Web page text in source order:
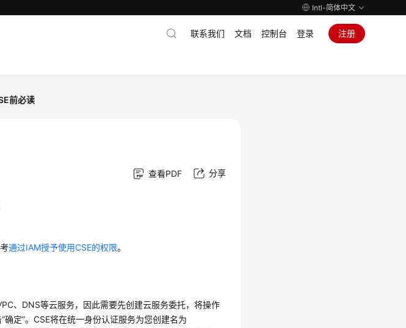
Intl-简体中文
联系我们 文档 控制台 登录 注册
前必读
查看PDF 分享
通过IAM授予使用CSE的权限。
、DNS等云服务，因此需要先创建云服务委托，将操作
确定”。CSE将在统一身份认证服务为您创建名为